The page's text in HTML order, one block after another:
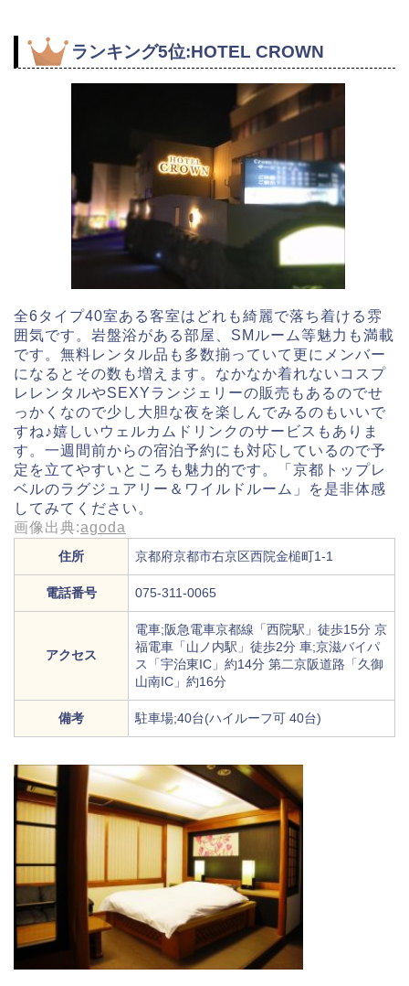
ランキング5位:HOTEL CROWN
全6タイプ40室ある客室はどれも綺麗で落ち着ける雰
囲気です。岩盤浴がある部屋、SMルーム等魅力も満載
です。無料レンタル品も多数揃っていて更にメンバー
になるとその数も増えます。なかなか着れないコスプ
レレンタルやSEXYランジェリーの販売もあるのでせ
っかくなので少し大胆な夜を楽しんでみるのもいいで
すね♪嬉しいウェルカムドリンクのサービスもありま
す。一週間前からの宿泊予約にも対応しているので予
定を立てやすいところも魅力的です。「京都トップレ
ベルのラグジュアリー＆ワイルドルーム」を是非体感
してみてください。
画像出典:agoda
住所 京都府京都市右京区西院金槌町1-1
電話番号 075-311-0065
アクセス
電車;阪急電車京都線「西院駅」徒歩15分 京
福電車「山ノ内駅」徒歩2分 車;京滋バイパ
ス「宇治東IC」約14分 第二京阪道路「久御
山南IC」約16分
備考 駐車場;40台(ハイルーフ可 40台)